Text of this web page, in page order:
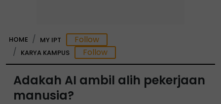
HOME
MY IPT
KARYA KAMPUS
Adakah AI ambil alih pekerjaan
manusia?